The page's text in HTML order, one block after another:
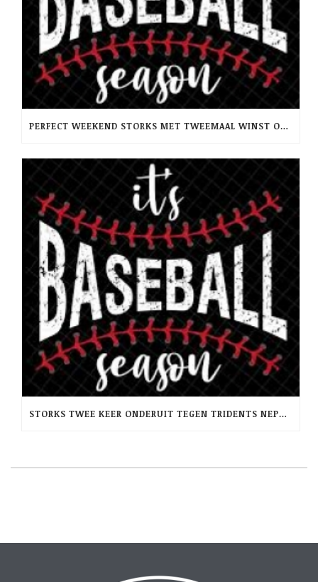
PERFECT WEEKEND STORKS MET TWEEMAAL WINST OP RCH -PINQUINS
STORKS TWEE KEER ONDERUIT TEGEN TRIDENTS NEPTUNUS